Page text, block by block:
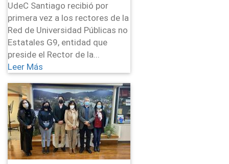
UdeC Santiago recibió por
primera vez a los rectores de la
Red de Universidad Públicas no
Estatales G9, entidad que
preside el Rector de la...
Leer Más